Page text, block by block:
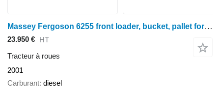
Massey Fergoson 6255 front loader, bucket, pallet forks
23.950 € HT
Tracteur à roues
2001
Carburant diesel